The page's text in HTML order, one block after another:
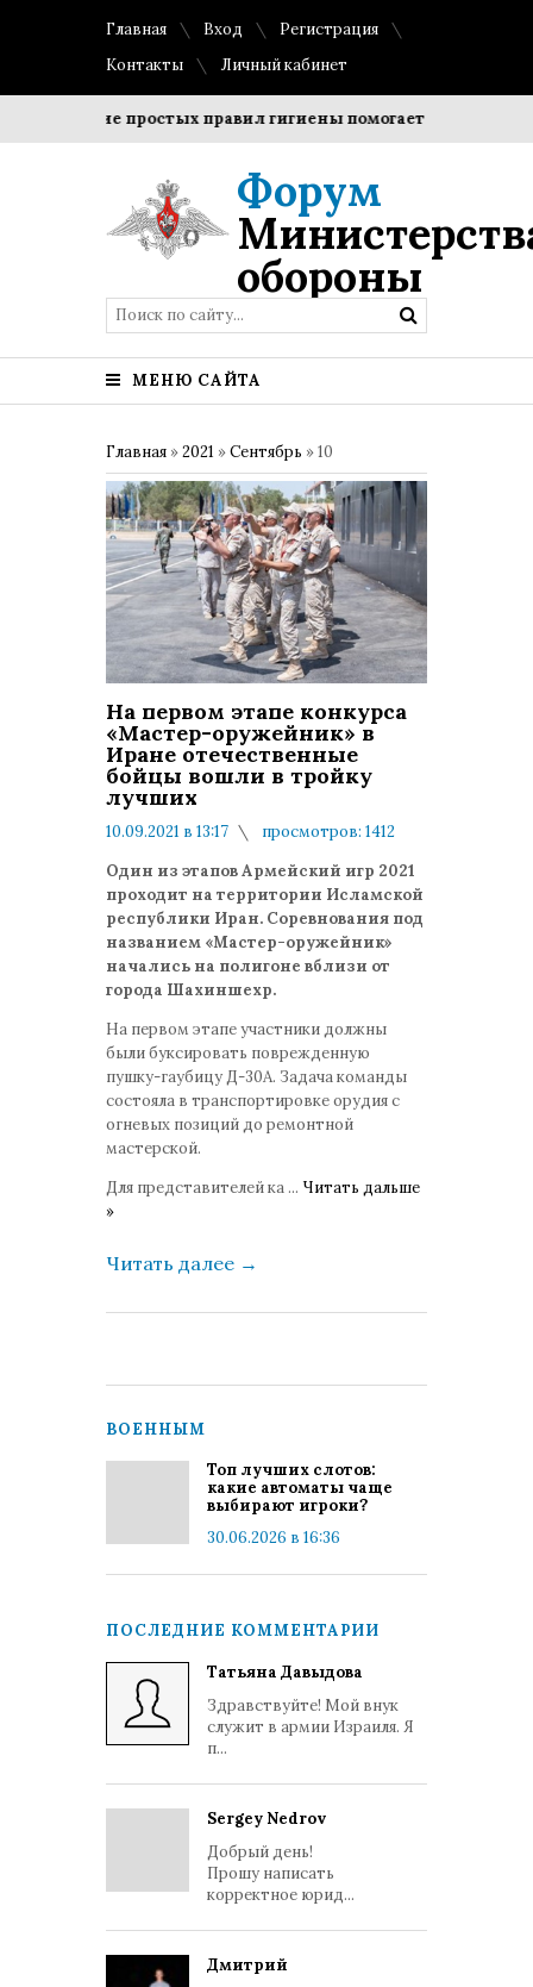
Главная Вход
Регистрация
Контакты
Личный кабинет
простых правил гигиены помогает сохранить
Форум
обороны
МЕНЮ САЙТА
Главная »2021 »Сентябрь »10
На первом этапе конкурса
«Мастер-оружейник» в
Иране отечественные
бойцы вошли в тройку
лучших
10.09.2021 в 13:17
просмотров: 1412
Один из этапов Армейский игр 2021
проходит на территории Исламской
республики Иран. Соревнования под
названием «Мастер-оружейник»
начались на полигоне вблизи от
города Шахиншехр.
На первом этапе участники должны
были буксировать поврежденную
пушку-гаубицу Д-30А. Задача команды
состояла в транспортировке орудия с
огневых позиций до ремонтной
мастерской.
Для представителей ка ... Читать дальше
»
Читать далее →
ВОЕННЫМ
Топ лучших слотов:
какие автоматы чаще
выбирают игроки?
30.06.2026 в 16:36
ПОСЛЕДНИЕ КОММЕНТАРИИ
Татьяна Давыдова
Здравствуйте! Мой внук
служит в армии Израиля. Я
п...
Sergey Nedrov
Добрый день!
Прошу написать
корректное юрид...
Дмитрий